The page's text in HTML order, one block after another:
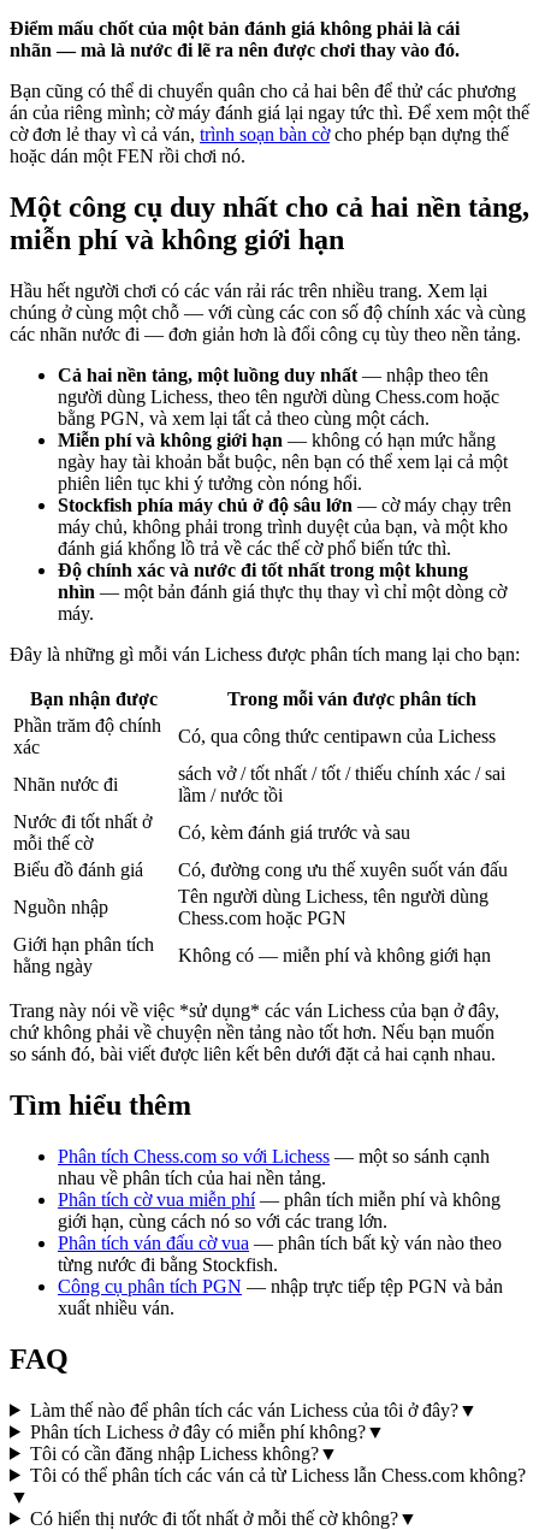
Điểm mấu chốt của một bản đánh giá không phải là cái
nhãn — mà là nước đi lẽ ra nên được chơi thay vào đó.
Bạn cũng có thể di chuyển quân cho cả hai bên để thử các phương
án của riêng mình; cờ máy đánh giá lại ngay tức thì. Để xem một thế
cờ đơn lẻ thay vì cả ván, trình soạn bàn cờcho phép bạn dựng thế
hoặc dán một FEN rồi chơi nó.
Một công cụ duy nhất cho cả hai nền tảng,
miễn phí và không giới hạn
Hầu hết người chơi có các ván rải rác trên nhiều trang. Xem lại
chúng ở cùng một chỗ — với cùng các con số độ chính xác và cùng
các nhãn nước đi — đơn giản hơn là đổi công cụ tùy theo nền tảng.
Cả hai nền tảng, một luồng duy nhất — nhập theo tên
người dùng Lichess, theo tên người dùng Chess.com hoặc
bằng PGN, và xem lại tất cả theo cùng một cách.
Miễn phí và không giới hạn — không có hạn mức hằng
ngày hay tài khoản bắt buộc, nên bạn có thể xem lại cả một
phiên liên tục khi ý tưởng còn nóng hổi.
Stockfish phía máy chủ ở độ sâu lớn — cờ máy chạy trên
máy chủ, không phải trong trình duyệt của bạn, và một kho
đánh giá khổng lồ trả về các thế cờ phổ biến tức thì.
Độ chính xác và nước đi tốt nhất trong một khung
nhìn — một bản đánh giá thực thụ thay vì chỉ một dòng cờ
máy.
Đây là những gì mỗi ván Lichess được phân tích mang lại cho bạn:
Bạn nhận được
Trong mỗi ván được phân tích
Phần trăm độ chính
xác
Có, qua công thức centipawn của Lichess
Nhãn nước đi
sách vở / tốt nhất / tốt / thiếu chính xác / sai
lầm / nước tồi
Nước đi tốt nhất ở
mỗi thế cờ
Có, kèm đánh giá trước và sau
Biểu đồ đánh giá
Có, đường cong ưu thế xuyên suốt ván đấu
Nguồn nhập
Tên người dùng Lichess, tên người dùng
Chess.com hoặc PGN
Giới hạn phân tích
hằng ngày
Không có — miễn phí và không giới hạn
Trang này nói về việc *sử dụng* các ván Lichess của bạn ở đây,
chứ không phải về chuyện nền tảng nào tốt hơn. Nếu bạn muốn
so sánh đó, bài viết được liên kết bên dưới đặt cả hai cạnh nhau.
Tìm hiểu thêm
Phân tích Chess.com so với Lichess — một so sánh cạnh
nhau về phân tích của hai nền tảng.
Phân tích cờ vua miễn phí— phân tích miễn phí và không
giới hạn, cùng cách nó so với các trang lớn.
Phân tích ván đấu cờ vua — phân tích bất kỳ ván nào theo
từng nước đi bằng Stockfish.
Công cụ phân tích PGN — nhập trực tiếp tệp PGN và bản
xuất nhiều ván.
FAQ
Làm thế nào để phân tích các ván Lichess của tôi ở đây?▼
Phân tích Lichess ở đây có miễn phí không?▼
Tôi có cần đăng nhập Lichess không?▼
Tôi có thể phân tích các ván cả từ Lichess lẫn Chess.com không?
▼
Có hiển thị nước đi tốt nhất ở mỗi thế cờ không?▼